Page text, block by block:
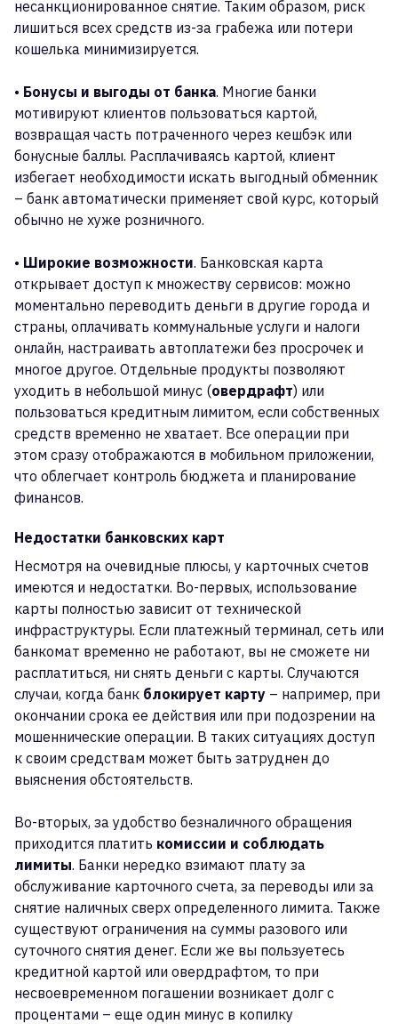
несанкционированное снятие. Таким образом, риск
лишиться всех средств из-за грабежа или потери
кошелька минимизируется.
• Бонусы и выгоды от банка. Многие банки
мотивируют клиентов пользоваться картой,
возвращая часть потраченного через кешбэк или
бонусные баллы. Расплачиваясь картой, клиент
избегает необходимости искать выгодный обменник
– банк автоматически применяет свой курс, который
обычно не хуже розничного.
• Широкие возможности. Банковская карта
открывает доступ к множеству сервисов: можно
моментально переводить деньги в другие города и
страны, оплачивать коммунальные услуги и налоги
онлайн, настраивать автоплатежи без просрочек и
многое другое. Отдельные продукты позволяют
уходить в небольшой минус (овердрафт) или
пользоваться кредитным лимитом, если собственных
средств временно не хватает. Все операции при
этом сразу отображаются в мобильном приложении,
что облегчает контроль бюджета и планирование
финансов.
Недостатки банковских карт
Несмотря на очевидные плюсы, у карточных счетов
имеются и недостатки. Во-первых, использование
карты полностью зависит от технической
инфраструктуры. Если платежный терминал, сеть или
банкомат временно не работают, вы не сможете ни
расплатиться, ни снять деньги с карты. Случаются
случаи, когда банк блокирует карту – например, при
окончании срока ее действия или при подозрении на
мошеннические операции. В таких ситуациях доступ
к своим средствам может быть затруднен до
выяснения обстоятельств.
Во-вторых, за удобство безналичного обращения
приходится платить комиссии и соблюдать
лимиты. Банки нередко взимают плату за
обслуживание карточного счета, за переводы или за
снятие наличных сверх определенного лимита. Также
существуют ограничения на суммы разового или
суточного снятия денег. Если же вы пользуетесь
кредитной картой или овердрафтом, то при
несвоевременном погашении возникает долг с
процентами – еще один минус в копилку